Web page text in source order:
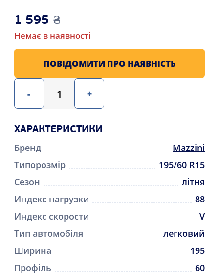
1 595 ₴
Немає в наявності
- +
ПОВІДОМИТИ ПРО НАЯВНІСТЬ
ХАРАКТЕРИСТИКИ
Бренд
Mazzini
Типорозмір
195/60 R15
Сезон
літня
Индекс нагрузки
88
Индекс скорости
V
Тип автомобіля
легковий
Ширина
195
Профіль
60